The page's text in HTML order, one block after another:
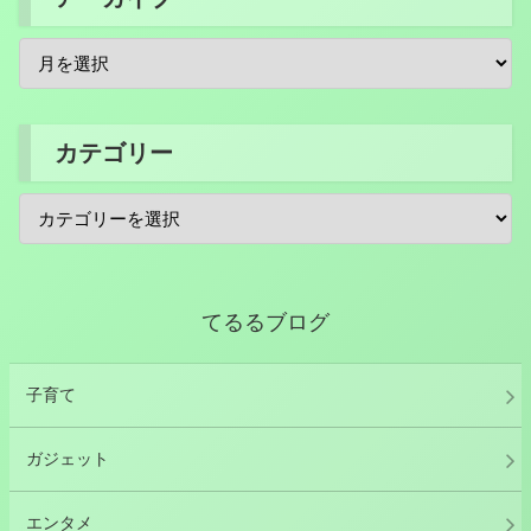
カテゴリー
てるるブログ
子育て
ガジェット
エンタメ